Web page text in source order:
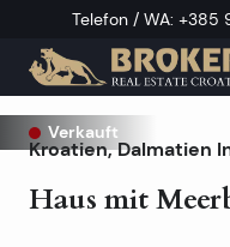
Telefon / WA: +385
Verkauft
Kroatien,Dalmatien
Haus mit